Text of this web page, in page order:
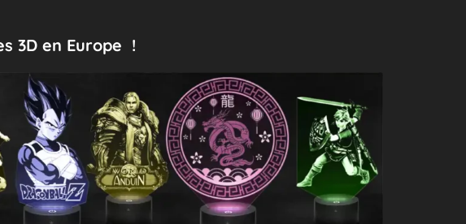
3D en Europe !